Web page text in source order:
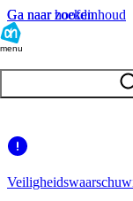
Ga naar hoofdinhoud
Ga naar zoeken
menu